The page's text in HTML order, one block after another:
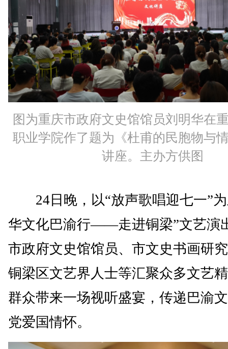
图为重庆市政府文史馆馆员刘明华在
职业学院作了题为《杜甫的民胞物与
讲座。主办方供图
24日晚，以“放声歌唱迎七一”为
华文化巴渝行——走进铜梁”文艺演
市政府文史馆馆员、市文史书画研
铜梁区文艺界人士等汇聚众多文艺
群众带来一场视听盛宴，传递巴渝
党爱国情怀。